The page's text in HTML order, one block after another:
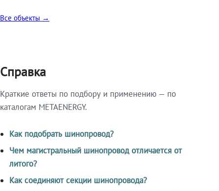
Все объекты →
Справка
Краткие ответы по подбору и применению — по
каталогам METAENERGY.
Как подобрать шинопровод?
Чем магистральный шинопровод отличается от
литого?
Как соединяют секции шинопровода?